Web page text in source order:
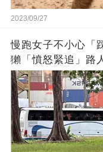
2023/09/27
慢跑女子不小心「
獺「憤怒緊追」路